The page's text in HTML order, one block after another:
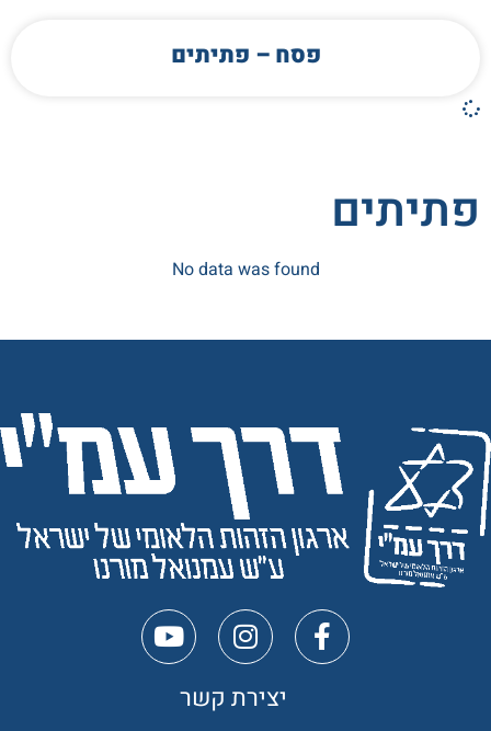
פסח – פתיתים
פתיתים
No data was found
יצירת קשר